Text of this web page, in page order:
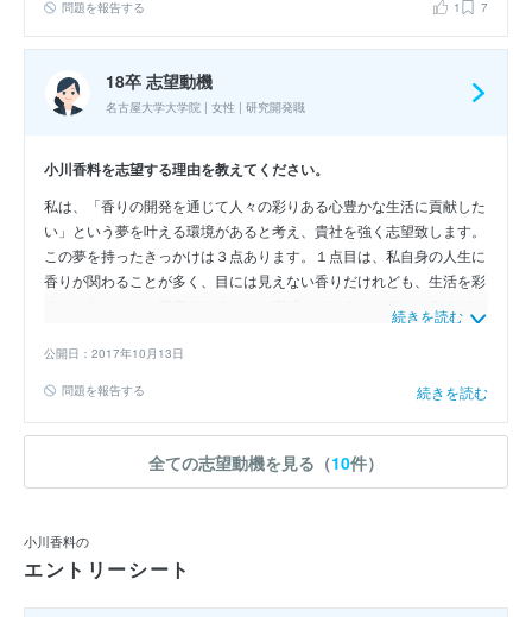
で、私は同僚や先輩、仲間と共に成長できると考えています。 そん
な貴社で、私は営業職として「他者の視点に立って考え行動できる」
という強みを活かして、お客様のニーズを的確に理解し、理想的な香
りの提案を行っていきたいです。また、香りの営業を通じて、日本の
問題を報告する 1 7
18卒 志望動機
名古屋大学大学院 | 女性 | 研究開発職
小川香料を志望する理由を教えてください。
私は、「香りの開発を通じて人々の彩りある心豊かな生活に貢献した
い」という夢を叶える環境があると考え、貴社を強く志望致します。
この夢を持ったきっかけは３点あります。１点目は、私自身の人生に
香りが関わることが多く、目には見えない香りだけれども、生活を彩
松ヤニの香りでハンドボールに打ち込んだ中学高校時代、ゼラニウム
の香りで集中力を高めた受験期、香水ごとに異なる恋愛の思い出など
を回想します。人や物や思い出の印象を左右する香りには大きな付加
価値があります。２点目は、不登校女子中学生の家庭教師経験を通じ
て、当たり前の今日を積み重ねられない苦悩を目の当たりにし、日々
の生活を豊かな心で過ごすことの大切さに気付いたからです。人々の
生活に身近な商品を通じて、心豊かな生活に貢献したいと思うように
り、衝撃を受けました。これをきっかけに「食」に強い興味を抱くよ
うになり、苦手なものも美味しく、好きなものはさらに美味しく食べ
られる香料の開発に携わることにより、多くの人の食と健康に貢献し
続きを読む
公開日：2017年10月13日
問題を報告する 続きを読む
全ての志望動機を見る（10件）
小川香料の
エントリーシート